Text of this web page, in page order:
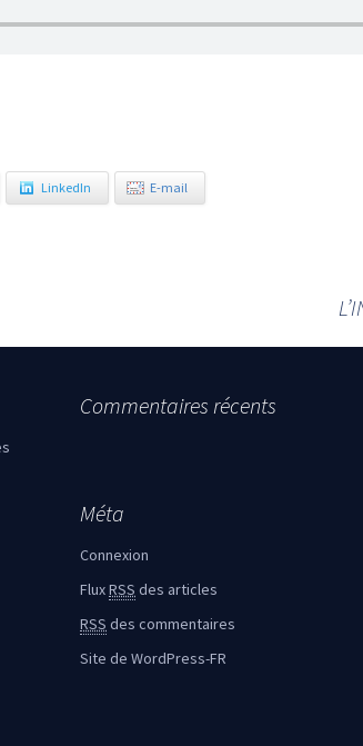
LinkedIn E-mail
Commentaires récents
Méta
Connexion
FluxRSS des articles
RSS des commentaires
Site de WordPress-FR